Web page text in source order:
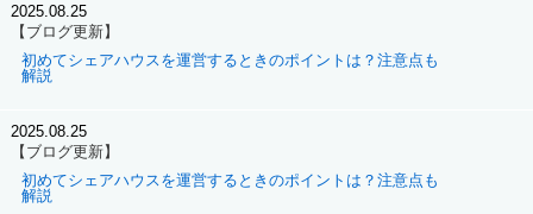
2025.08.25
【ブログ更新】
初めてシェアハウスを運営するときのポイントは？注意点も
解説
2025.08.25
【ブログ更新】
初めてシェアハウスを運営するときのポイントは？注意点も
解説